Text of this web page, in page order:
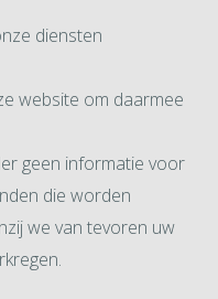
diensten
website om daarmee
geen informatie voor
die worden
we van tevoren uw